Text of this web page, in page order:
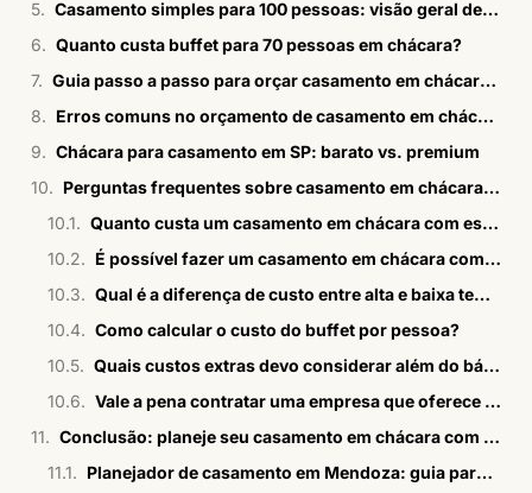
Casamento simples para 100 pessoas: visão geral de custos
Quanto custa buffet para 70 pessoas em chácara?
Guia passo a passo para orçar casamento em chácara em 2026
Erros comuns no orçamento de casamento em chácara e como evitá-los
Chácara para casamento em SP: barato vs. premium
Perguntas frequentes sobre casamento em chácara com estrutura completa
Quanto custa um casamento em chácara com estrutura completa em SP?
É possível fazer um casamento em chácara com orçamento reduzido?
Qual é a diferença de custo entre alta e baixa temporada?
Como calcular o custo do buffet por pessoa?
Quais custos extras devo considerar além do básico?
Vale a pena contratar uma empresa que oferece gestão 360°?
Conclusão: planeje seu casamento em chácara com confiança em 2026
Planejador de casamento em Mendoza: guia para brasileiros